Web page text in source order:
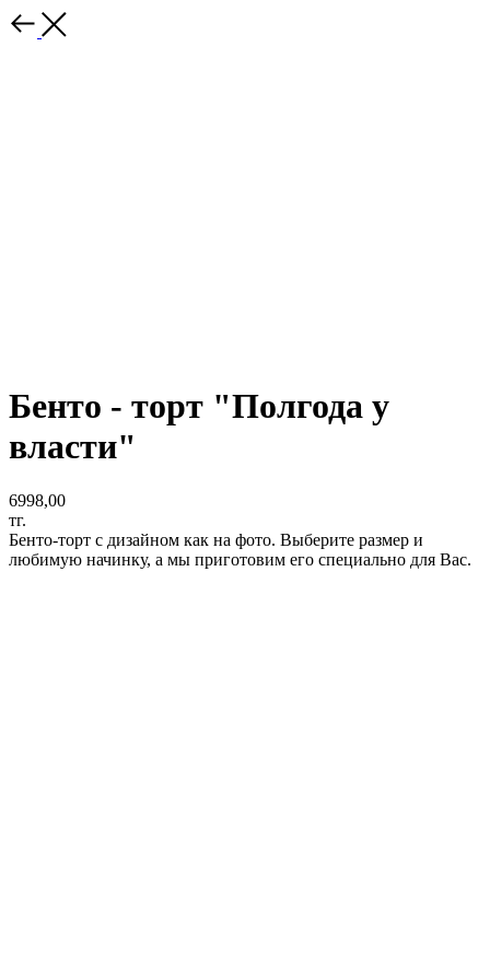
Бенто - торт "Полгода у
власти"
6998,00
тг.
Бенто-торт с дизайном как на фото. Выберите размер и
любимую начинку, а мы приготовим его специально для Вас.